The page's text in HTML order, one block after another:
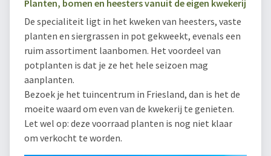
Planten, bomen en heesters vanuit de eigen kwekerij
De specialiteit ligt in het kweken van heesters, vaste
planten en siergrassen in pot gekweekt, evenals een
ruim assortiment laanbomen. Het voordeel van
potplanten is dat je ze het hele seizoen mag
aanplanten.
Bezoek je het tuincentrum in Friesland, dan is het de
moeite waard om even van de kwekerij te genieten.
Let wel op: deze voorraad planten is nog niet klaar
om verkocht te worden.